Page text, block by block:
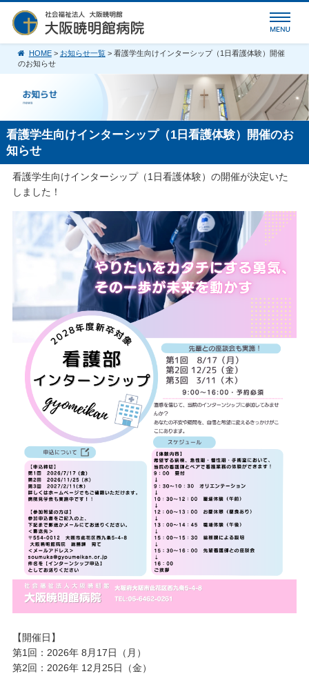
HOME> お知らせ一覧> 看護学生向けインターシップ（1日看護体験）開催
のお知らせ
看護学生向けインターシップ（1日看護体験）開催のお
知らせ
看護学生向けインターシップ（1日看護体験）の開催が決定いた
しました！
【開催日】
第1回：2026年 8月17日（月）
第2回：2026年 12月25日（金）